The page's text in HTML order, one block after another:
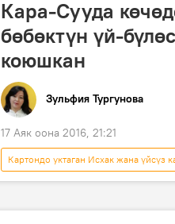
Кара-Сууда
бөбөктүн үй-
коюшкан
Зульфия Тургунова
17 Аяк оона 2016, 21:21
Картондо уктаган Исхак жана үйсүз
Ош
балдар базар